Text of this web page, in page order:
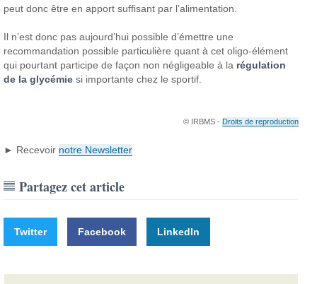
peut donc être en apport suffisant par l’alimentation.
Il n’est donc pas aujourd’hui possible d’émettre une
recommandation possible particulière quant à cet oligo-élément
qui pourtant participe de façon non négligeable à la régulation
de la glycémie si importante chez le sportif.
© IRBMS - Droits de reproduction
► Recevoir notre Newsletter
Partagez cet article
Twitter Facebook LinkedIn